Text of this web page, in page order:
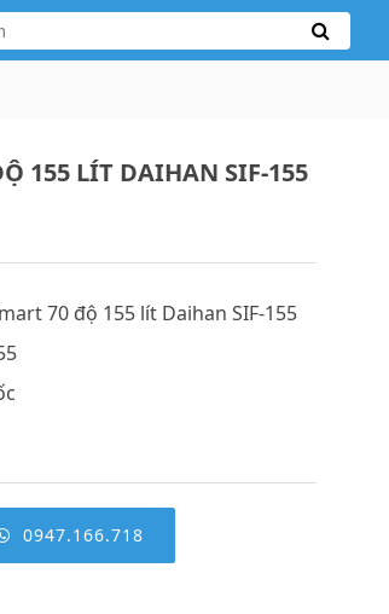
155 LÍT DAIHAN SIF-155
70 độ 155 lít Daihan SIF-155
0947.166.718